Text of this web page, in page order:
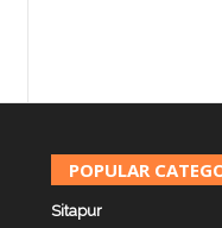
POPULAR
Sitapur